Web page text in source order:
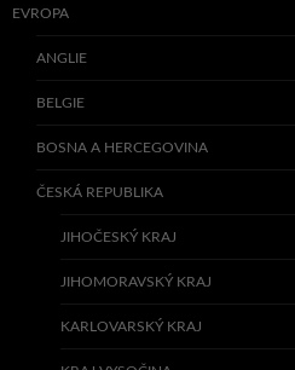
EVROPA
ANGLIE
BELGIE
BOSNA A HERCEGOVINA
ČESKÁ REPUBLIKA
JIHOČESKÝ KRAJ
JIHOMORAVSKÝ KRAJ
KARLOVARSKÝ KRAJ